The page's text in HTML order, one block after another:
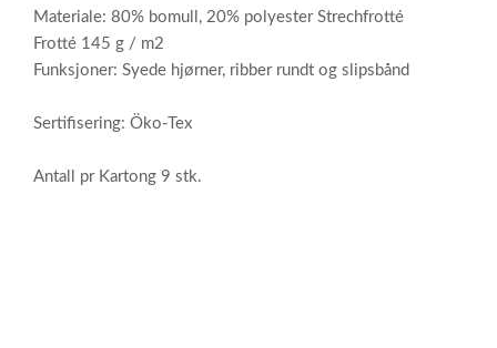
Materiale: 80% bomull, 20% polyester Strechfrotté
Frotté 145 g / m2
Funksjoner: Syede hjørner, ribber rundt og slipsbånd
Sertifisering: Öko-Tex
Antall pr Kartong 9 stk.